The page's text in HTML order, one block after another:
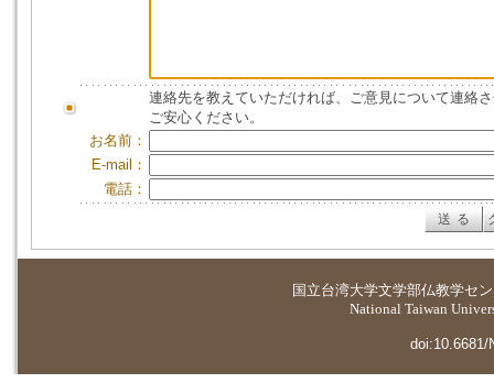
連絡先を教えていただければ、ご意見について連絡
ご安心ください。
お名前：
E-mail：
電話：
国立台湾大学文学部仏教学セ
National Taiwan
doi:10.6681/